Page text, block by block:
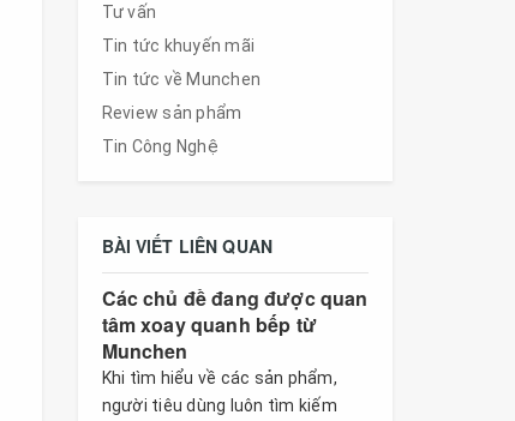
Tư vấn
Tin tức khuyến mãi
Tin tức về Munchen
Review sản phẩm
Tin Công Nghệ
BÀI VIẾT LIÊN QUAN
Các chủ đề đang được quan
tâm xoay quanh bếp từ
Munchen
Khi tìm hiểu về các sản phẩm,
người tiêu dùng luôn tìm kiếm